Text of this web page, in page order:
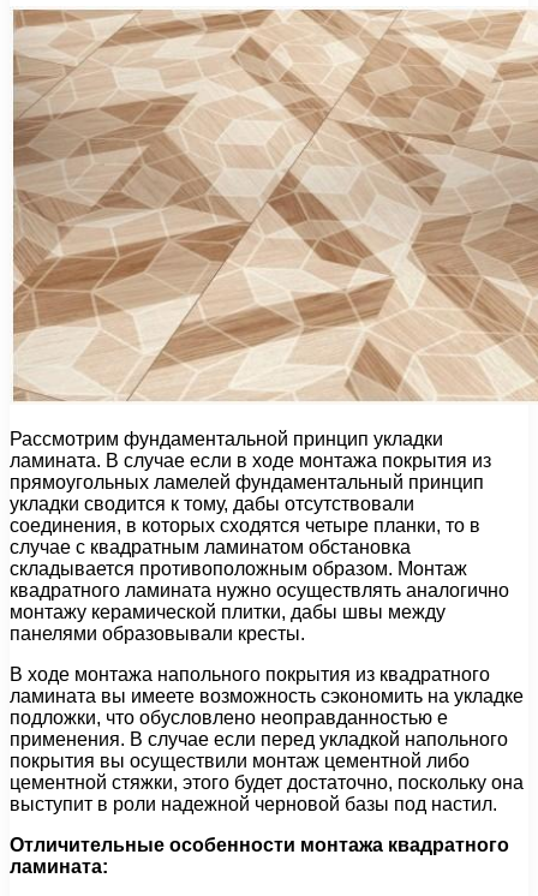
Рассмотрим фундаментальной принцип укладки
ламината. В случае если в ходе монтажа покрытия из
прямоугольных ламелей фундаментальный принцип
укладки сводится к тому, дабы отсутствовали
соединения, в которых сходятся четыре планки, то в
случае с квадратным ламинатом обстановка
складывается противоположным образом. Монтаж
квадратного ламината нужно осуществлять аналогично
монтажу керамической плитки, дабы швы между
панелями образовывали кресты.
В ходе монтажа напольного покрытия из квадратного
ламината вы имеете возможность сэкономить на укладке
подложки, что обусловлено неоправданностью е
применения. В случае если перед укладкой напольного
покрытия вы осуществили монтаж цементной либо
цементной стяжки, этого будет достаточно, поскольку она
выступит в роли надежной черновой базы под настил.
Отличительные особенности монтажа квадратного
ламината: